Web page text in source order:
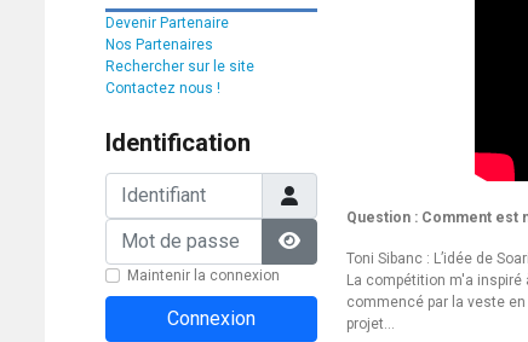
Devenir Partenaire
Nos Partenaires
Rechercher sur le site
Contactez nous !
Identification
Identifiant
Mot de passe
Afficher le mot de passe
Maintenir la connexion
Connexion
Question : Comment est
Toni Sibanc : L’idée de
La compétition m'a
commencé par la veste
projet…